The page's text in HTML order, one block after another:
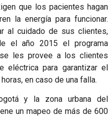
que los pacientes hagan
la energía para funcionar.
al cuidado de sus clientes,
el año 2015 el programa
les provee a los clientes
eléctrica para garantizar el
en caso de una falla.
y la zona urbana del
un mapeo de más de 600